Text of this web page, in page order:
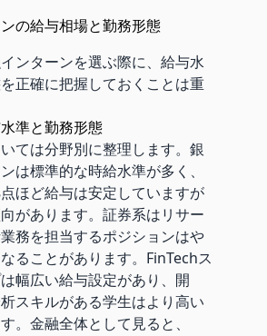
の給与相場と勤務形態
ンターンを選ぶ際に、給与水
正確に把握しておくことは重
準と勤務形態
ては分野別に整理します。銀
は標準的な時給水準が多く、
ほど給与は安定していますが
があります。証券系はリサー
務を担当するポジションはや
ることがあります。FinTechス
幅広い給与設定があり、開
スキルがある学生はより高い
。金融全体として見ると、